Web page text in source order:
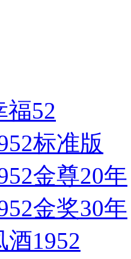
福52
标准版
金尊20年
金奖30年
酒1952